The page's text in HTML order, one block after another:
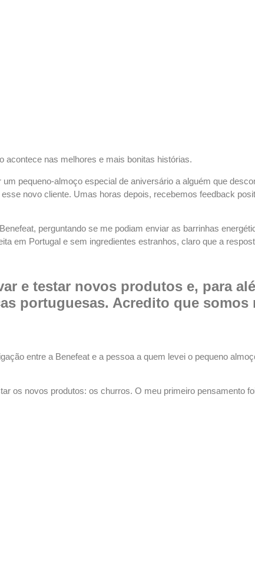
acontece nas melhores e mais bonitas histórias.
pequeno-almoço especial de aniversário a alguém que
novo cliente. Umas horas depois, recebemos feedback
perguntando se me podiam enviar as barrinhas
em Portugal e sem ingredientes estranhos, claro que a
e testar novos produtos e, para
portuguesas. Acredito que
entre a Benefeat e a pessoa a quem levei o pequeno
os novos produtos: os churros. O meu primeiro pensamento